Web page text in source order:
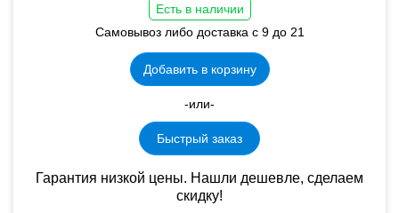
Есть в наличии
Самовывоз либо доставка с 9 до 21
Добавить в корзину
-или-
Быстрый заказ
Гарантия низкой цены. Нашли дешевле, сделаем
скидку!